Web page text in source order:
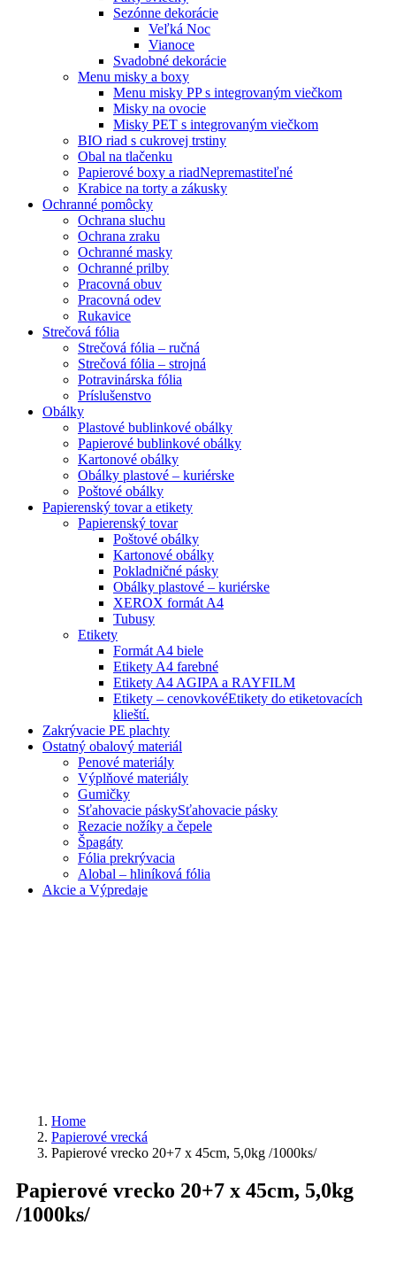
Sezónne dekorácie
Veľká Noc
Vianoce
Svadobné dekorácie
Menu misky a boxy
Menu misky PP s integrovaným viečkom
Misky na ovocie
Misky PET s integrovaným viečkom
BIO riad s cukrovej trstiny
Obal na tlačenku
Papierové boxy a riadNepremastiteľné
Krabice na torty a zákusky
Ochranné pomôcky
Ochrana sluchu
Ochrana zraku
Ochranné masky
Ochranné prilby
Pracovná obuv
Pracovná odev
Rukavice
Strečová fólia
Strečová fólia – ručná
Strečová fólia – strojná
Potravinárska fólia
Príslušenstvo
Obálky
Plastové bublinkové obálky
Papierové bublinkové obálky
Kartonové obálky
Obálky plastové – kuriérske
Poštové obálky
Papierenský tovar a etikety
Papierenský tovar
Poštové obálky
Kartonové obálky
Pokladničné pásky
Obálky plastové – kuriérske
XEROX formát A4
Tubusy
Etikety
Formát A4 biele
Etikety A4 farebné
Etikety A4 AGIPA a RAYFILM
Etikety – cenovkovéEtikety do etiketovacích
klieští.
Zakrývacie PE plachty
Ostatný obalový materiál
Penové materiály
Výplňové materiály
Gumičky
Sťahovacie páskySťahovacie pásky
Rezacie nožíky a čepele
Špagáty
Fólia prekrývacia
Alobal – hliníková fólia
Akcie a Výpredaje
Home
Papierové vrecká
Papierové vrecko 20+7 x 45cm, 5,0kg /1000ks/
Papierové vrecko 20+7 x 45cm, 5,0kg
/1000ks/